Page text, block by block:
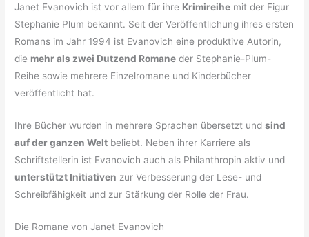
Janet Evanovich ist vor allem für ihre Krimireihe mit der Figur
Stephanie Plum bekannt. Seit der Veröffentlichung ihres ersten
Romans im Jahr 1994 ist Evanovich eine produktive Autorin,
die mehr als zwei Dutzend Romane der Stephanie-Plum-
Reihe sowie mehrere Einzelromane und Kinderbücher
veröffentlicht hat.
Ihre Bücher wurden in mehrere Sprachen übersetzt undsind
auf der ganzen Welt beliebt. Neben ihrer Karriere als
Schriftstellerin ist Evanovich auch als Philanthropin aktiv und
unterstützt Initiativen zur Verbesserung der Lese- und
Schreibfähigkeit und zur Stärkung der Rolle der Frau.
Die Romane von Janet Evanovich